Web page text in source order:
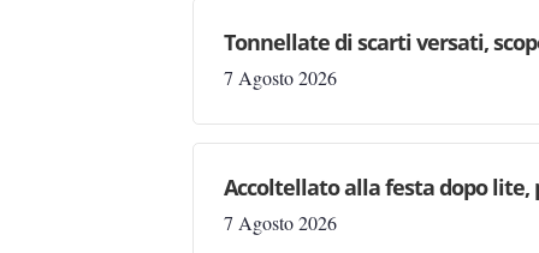
Tonnellate di scarti versati,
7 Agosto 2026
Accoltellato alla festa dopo lite,
7 Agosto 2026